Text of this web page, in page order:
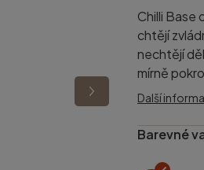
Chilli Base
chtějí
nechtějí
mírně
Další
Barevné